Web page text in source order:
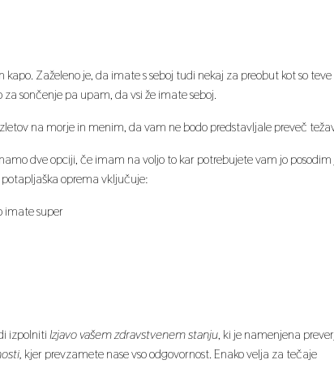
Zaželeno je, da imate s seboj tudi nekaj za preobut kot so teve
sončenje pa upam, da vsi že imate seboj.
na morje in menim, da vam ne bodo predstavljale preveč
dve opciji, če imam na voljo to kar potrebujete vam jo posodim
oprema vključuje:
imate super
izpolnitiIzjavo vašem zdravstvenem stanju, ki je namenjena
kjer prevzamete nase vso odgovornost. Enako velja za tečaje